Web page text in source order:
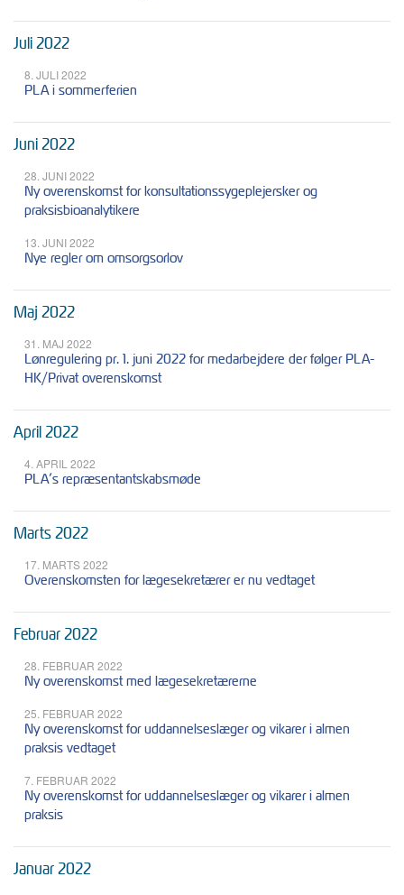
Juli 2022
8. JULI 2022
PLA i sommerferien
Juni 2022
28. JUNI 2022
Ny overenskomst for konsultationssygeplejersker og
praksisbioanalytikere
13. JUNI 2022
Nye regler om omsorgsorlov
Maj 2022
31. MAJ 2022
Lønregulering pr. 1. juni 2022 for medarbejdere der følger PLA-
HK/Privat overenskomst
April 2022
4. APRIL 2022
PLA’s repræsentantskabsmøde
Marts 2022
17. MARTS 2022
Overenskomsten for lægesekretærer er nu vedtaget
Februar 2022
28. FEBRUAR 2022
Ny overenskomst med lægesekretærerne
25. FEBRUAR 2022
Ny overenskomst for uddannelseslæger og vikarer i almen
praksis vedtaget
7. FEBRUAR 2022
Ny overenskomst for uddannelseslæger og vikarer i almen
praksis
Januar 2022